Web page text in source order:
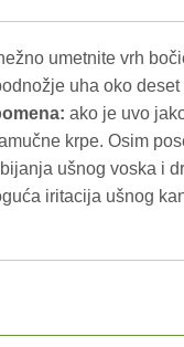
umetnite vrh
uha oko
ako je uvo
krpe. Osim
ušnog voska i
iritacija ušnog